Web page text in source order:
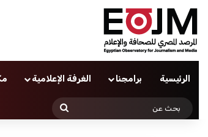
الرئيسية برامجنا الغرفة الإعلامية